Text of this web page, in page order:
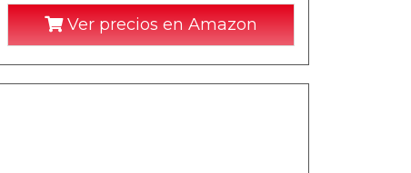
Ver precios en Amazon